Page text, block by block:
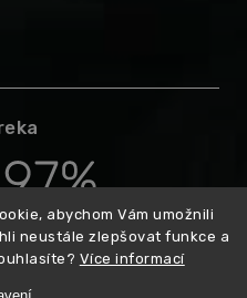
abychom Vám umožnili
neustále zlepšovat funkce a
Více informací